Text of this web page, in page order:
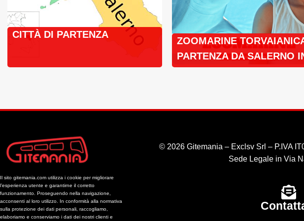
CITTÀ DI PARTENZA
ZOOMARINE
PARTENZA DA SALERNO
Il sito gitemania.com utilizza i cookie per migliorare
l’esperienza utente e garantirne il corretto
funzionamento. Proseguendo nella navigazione,
acconsenti al loro utilizzo. In conformità alla normativa
sulla protezione dei dati personali, raccogliamo,
elaboriamo e conserviamo i dati dei nostri clienti e
© 2026 Gitemania – Exclsv Srl – P.IVA
Sede Legale in Via